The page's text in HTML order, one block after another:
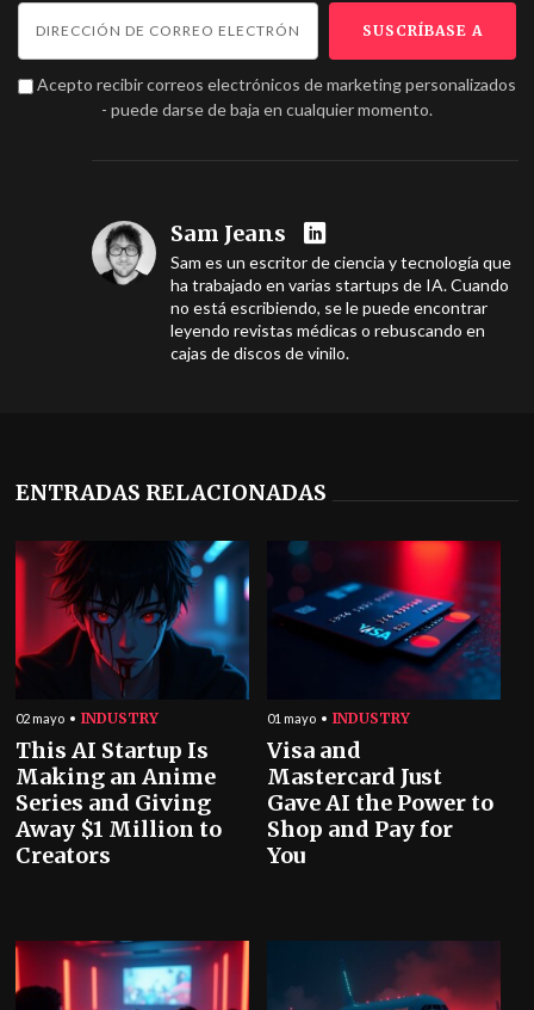
Acepto recibir correos electrónicos de marketing personalizados
- puede darse de baja en cualquier momento.
Sam Jeans
Sam es un escritor de ciencia y tecnología que
ha trabajado en varias startups de IA. Cuando
no está escribiendo, se le puede encontrar
leyendo revistas médicas o rebuscando en
cajas de discos de vinilo.
ENTRADAS RELACIONADAS
02 mayo INDUSTRY
This AI Startup Is
Making an Anime
Series and Giving
Away $1 Million to
Creators
01 mayo INDUSTRY
Visa and
Mastercard Just
Gave AI the Power to
Shop and Pay for
You